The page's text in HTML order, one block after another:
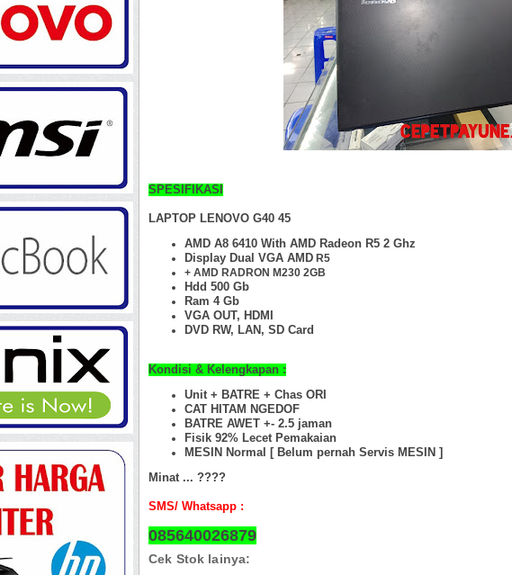
SPESIFIKASI
LAPTOP LENOVO G40 45
AMD A8 6410 With AMD Radeon R5 2 Ghz
Display Dual VGA AMD R5
+ AMD RADRON M230 2GB
Hdd 500 Gb
Ram 4 Gb
VGA OUT, HDMI
DVD RW, LAN, SD Card
Kondisi & Kelengkapan :
Unit + BATRE + Chas ORI
CAT HITAM NGEDOF
BATRE AWET +- 2.5 jaman
Fisik 92% Lecet Pemakaian
MESIN Normal [ Belum pernah Servis MESIN ]
Minat ... ????
SMS/ Whatsapp :
085640026879
Cek Stok lainya: